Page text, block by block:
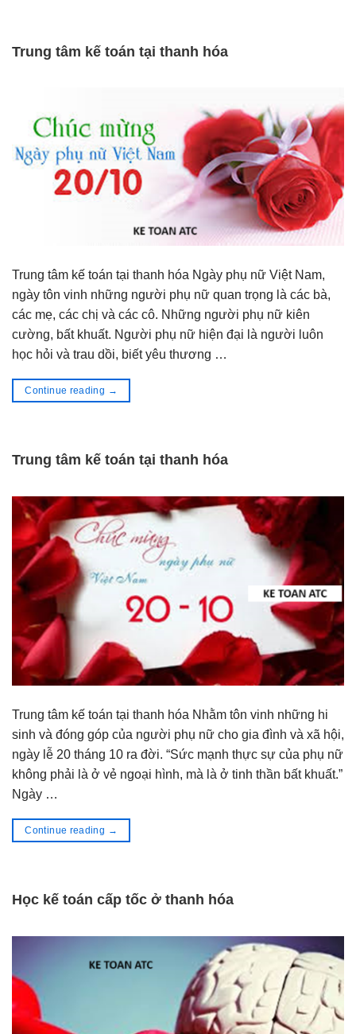
Trung tâm kế toán tại thanh hóa
Trung tâm kế toán tại thanh hóa Ngày phụ nữ Việt Nam,
ngày tôn vinh những người phụ nữ quan trọng là các bà,
các mẹ, các chị và các cô. Những người phụ nữ kiên
cường, bất khuất. Người phụ nữ hiện đại là người luôn
học hỏi và trau dồi, biết yêu thương …
Continue reading →
Trung tâm kế toán tại thanh hóa
Trung tâm kế toán tại thanh hóa Nhằm tôn vinh những hi
sinh và đóng góp của người phụ nữ cho gia đình và xã hội,
ngày lễ 20 tháng 10 ra đời. “Sức mạnh thực sự của phụ nữ
không phải là ở vẻ ngoại hình, mà là ở tinh thần bất khuất.”
Ngày …
Continue reading →
Học kế toán cấp tốc ở thanh hóa